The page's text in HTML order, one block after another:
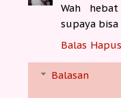
Wah
supaya bisa
Balas Hapus
Balasan